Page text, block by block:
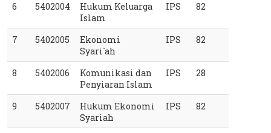
6 5402004
Hukum Keluarga
Islam
IPS 82
7 5402005
Ekonomi
Syari`ah
IPS 82
8 5402006
Komunikasi dan
Penyiaran Islam
IPS 28
9 5402007
Hukum Ekonomi
Syariah
IPS 82